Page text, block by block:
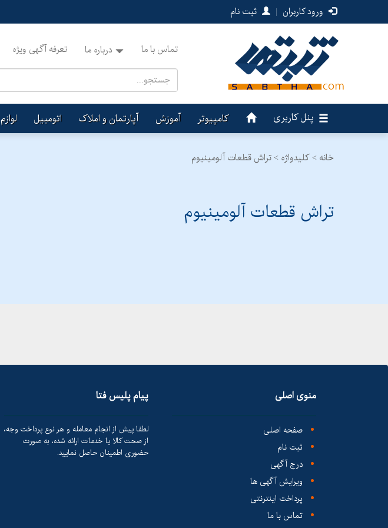
ورود کاربران | ثبت نام
تماس با ما درباره ما تعرفه آگهی ویژه
پنل کاربری کامپیوتر آموزش آپارتمان و املاک اتومبیل لوازم
خانه > کلیدواژه > تراش قطعات آلومینیوم
تراش قطعات آلومینیوم
منوی اصلی
صفحه اصلی
ثبت نام
درج آگهی
ویرایش آگهی ها
پرداخت اینترنتی
تماس با ما
پیام پلیس فتا
لطفا پیش از انجام معامله و هر نوع پرداخت وجه،
از صحت کالا یا خدمات ارائه شده، به صورت
حضوری اطمینان حاصل نمایید.